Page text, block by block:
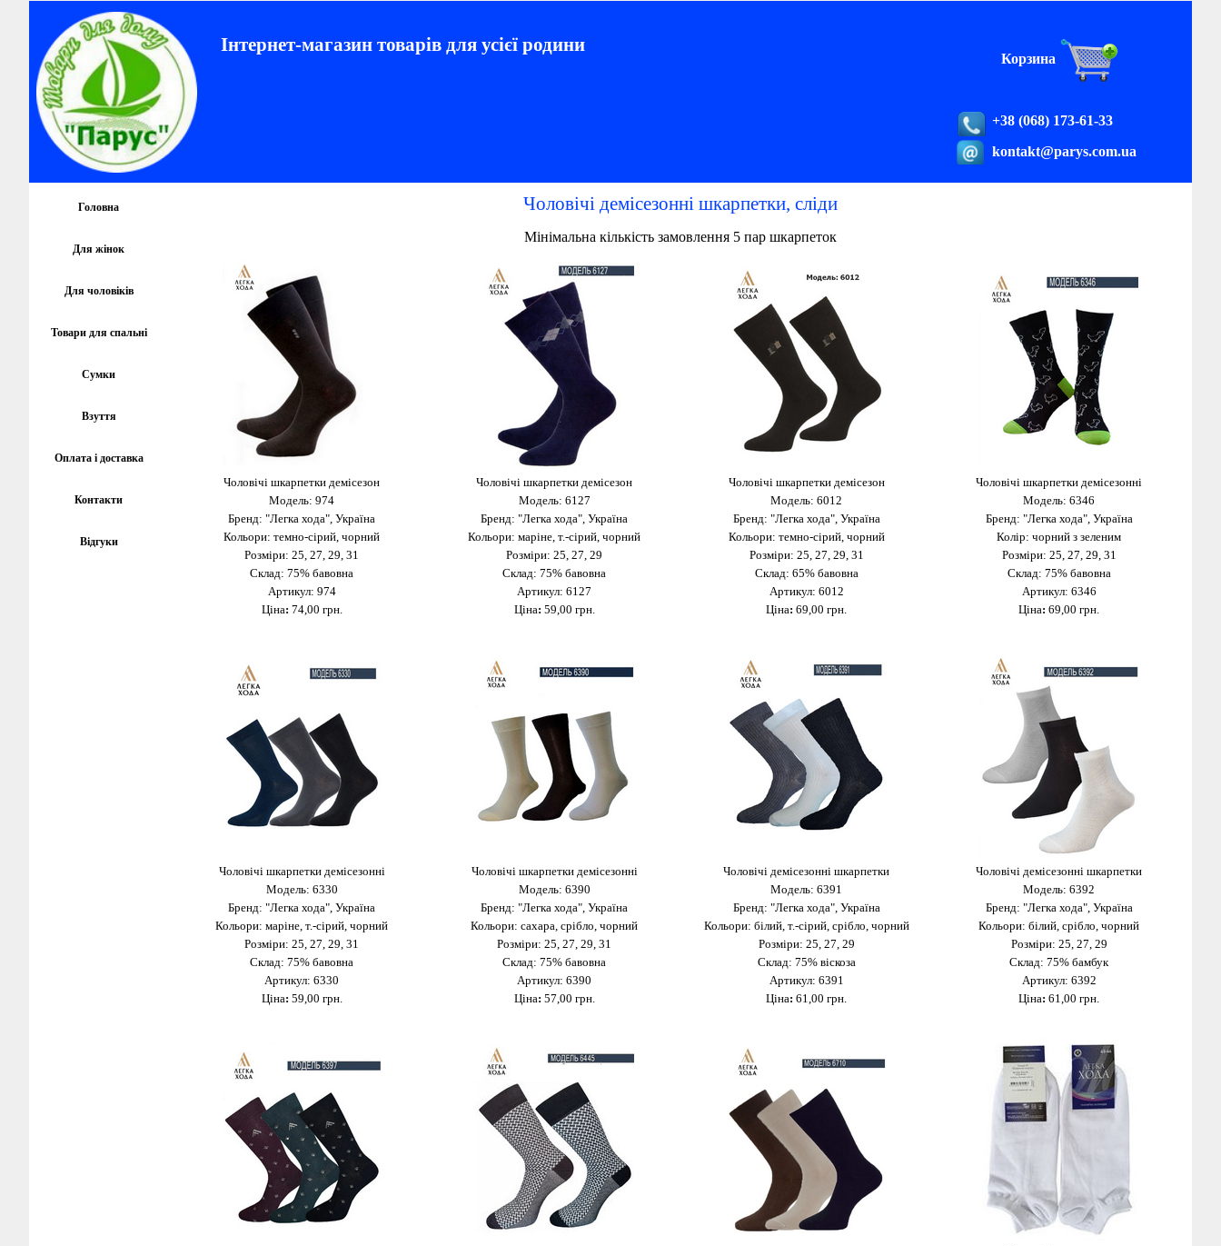
Інтернет-магазин товарів для усієї родини
+38 (068) 173-61-33
kontakt@parys.com.ua
Корзина
Головна
Для жінок
Для чоловіків
Товари для спальні
Сумки
Взуття
Оплата і доставка
Контакти
Відгуки
Чоловічі демісезонні шкарпетки, сліди
Мінімальна кількість замовлення 5 пар шкарпеток
Чоловічі шкарпетки демісезон
Модель: 974
Бренд: "Легка хода", Україна
Кольори: темно-сірий, чорний
Розміри: 25, 27, 29, 31
Склад: 75% бавовна
Артикул: 974
Ціна: 74,00 грн.
Чоловічі шкарпетки демісезонні
Модель: 6330
Бренд: "Легка хода", Україна
Кольори: маріне, т.-сірий, чорний
Розміри: 25, 27, 29, 31
Склад: 75% бавовна
Артикул: 6330
Ціна: 59,00 грн.
Чоловічі шкарпетки демісезонні
Модель: 6346
Бренд: "Легка хода", Україна
Колір: чорний з зеленим
Розміри: 25, 27, 29, 31
Склад: 75% бавовна
Артикул: 6346
Ціна: 69,00 грн.
Чоловічі демісезонні шкарпетки
Модель: 6392
Бренд: "Легка хода", Україна
Кольори: білий, срібло, чорний
Розміри: 25, 27, 29
Склад: 75% бамбук
Артикул: 6392
Ціна: 61,00 грн.
Чоловічі шкарпетки демісезон
Модель: 6127
Бренд: "Легка хода", Україна
Кольори: маріне, т.-сірий, чорний
Розміри: 25, 27, 29
Склад: 75% бавовна
Артикул: 6127
Ціна: 59,00 грн.
Чоловічі шкарпетки демісезон
Модель: 6012
Бренд: "Легка хода", Україна
Кольори: темно-сірий, чорний
Розміри: 25, 27, 29, 31
Склад: 65% бавовна
Артикул: 6012
Ціна: 69,00 грн.
Чоловічі шкарпетки демісезонні
Модель: 6390
Бренд: "Легка хода", Україна
Кольори: сахара, срібло, чорний
Розміри: 25, 27, 29, 31
Склад: 75% бавовна
Артикул: 6390
Ціна: 57,00 грн.
Чоловічі демісезонні шкарпетки
Модель: 6391
Бренд: "Легка хода", Україна
Кольори: білий, т.-сірий, срібло, чорний
Розміри: 25, 27, 29
Склад: 75% віскоза
Артикул: 6391
Ціна: 61,00 грн.